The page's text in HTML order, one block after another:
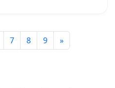
7 8 9 »